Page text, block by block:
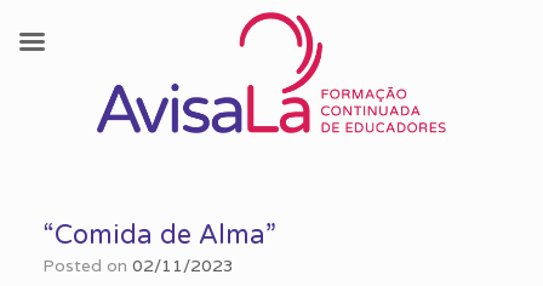
content“Comida de Alma”
Posted on 02/11/2023